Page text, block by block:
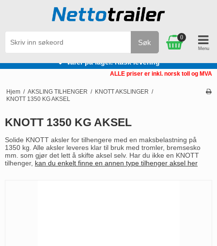
Varer på lager. Rask levering
Søk
0
ALLE priser er inkl. norsk toll og MVA
Hjem / AKSLING TILHENGER / KNOTT AKSLINGER /
KNOTT 1350 KG AKSEL
KNOTT 1350 KG AKSEL
Solide KNOTT aksler for tilhengere med en maksbelastning på
1350 kg. Alle aksler leveres klar til bruk med tromler, bremsesko
mm. som gjør det lett å skifte aksel selv. Har du ikke en KNOTT
tilhenger, kan du enkelt finne en annen type tilhenger aksel her